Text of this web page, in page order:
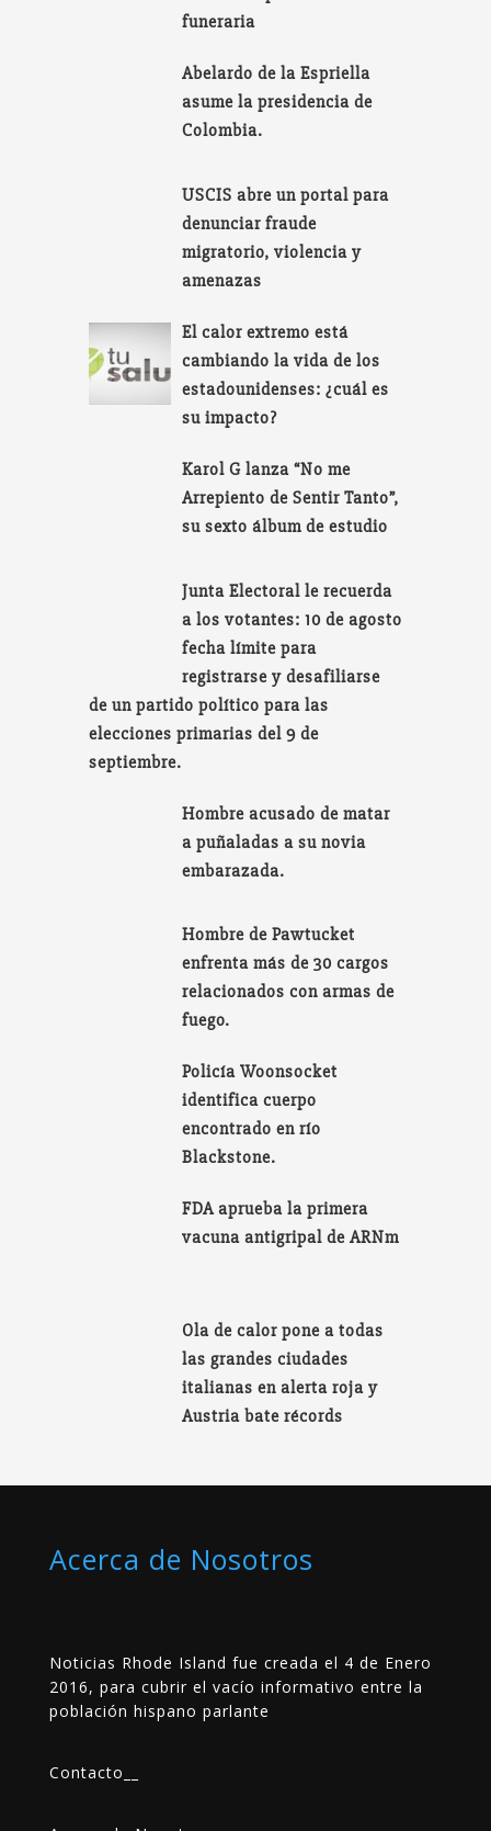
funeraria
Abelardo de la Espriella
asume la presidencia de
Colombia.
USCIS abre un portal para
denunciar fraude
migratorio, violencia y
amenazas
El calor extremo está
cambiando la vida de los
estadounidenses: ¿cuál es
su impacto?
Karol G lanza “No me
Arrepiento de Sentir Tanto”,
su sexto álbum de estudio
Junta Electoral le recuerda
a los votantes: 10 de agosto
fecha límite para
registrarse y desafiliarse
de un partido político para las
elecciones primarias del 9 de
septiembre.
Hombre acusado de matar
a puñaladas a su novia
embarazada.
Hombre de Pawtucket
enfrenta más de 30 cargos
relacionados con armas de
fuego.
Policía Woonsocket
identifica cuerpo
encontrado en río
Blackstone.
FDA aprueba la primera
vacuna antigripal de ARNm
Ola de calor pone a todas
las grandes ciudades
italianas en alerta roja y
Austria bate récords
Acerca de Nosotros
Noticias Rhode Island fue creada el 4 de Enero
2016, para cubrir el vacío informativo entre la
población hispano parlante
Contacto